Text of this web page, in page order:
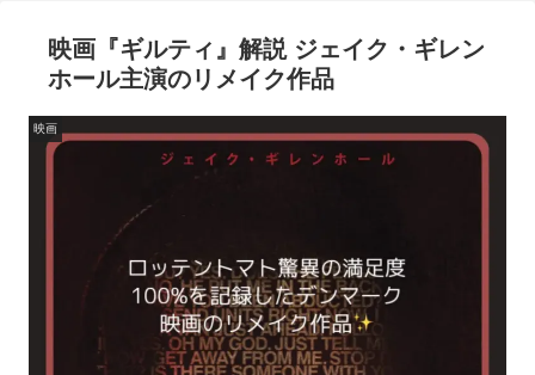
映画『ギルティ』解説 ジェイク・ギレン
ホール主演のリメイク作品
映画